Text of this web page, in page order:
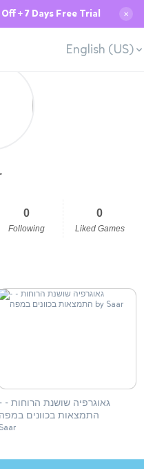
+ 7 Days Free Trial ✕
English (US)
0
Following
0
Liked Games
- גאוגרפיה שושנת הרוחות -
התמצאות בכוונים במפה
Saar